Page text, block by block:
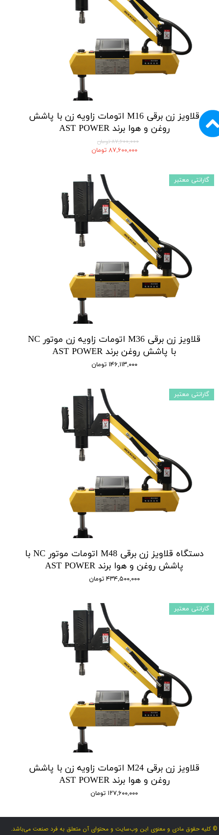
قلاویز زن برقی M16 اتومات زاویه زن با پاشش
روغن و هوا برند AST POWER
۸۷,۶۰۰,۰۰۰ تومان
۸۷,۶۰۰,۰۰۰ تومان
قلاویز زن برقی M36 اتومات زاویه زن موتور NC
با پاشش روغن برند AST POWER
۱۴۶,۱۱۳,۰۰۰ تومان
گارانتی معتبر
دستگاه قلاویز زن برقی M48 اتومات موتور NC با
پاشش روغن و هوا برند AST POWER
۴۳۴,۵۰۰,۰۰۰ تومان
گارانتی معتبر
قلاویز زن برقی M24 اتومات زاویه زن با پاشش
روغن و هوا برند AST POWER
۱۲۷,۶۰۰,۰۰۰ تومان
گارانتی معتبر
© کلیه حقوق مادی و معنوی این وب‌سایت و محتوای آن متعلق به فرد صنعت می‌باشد.